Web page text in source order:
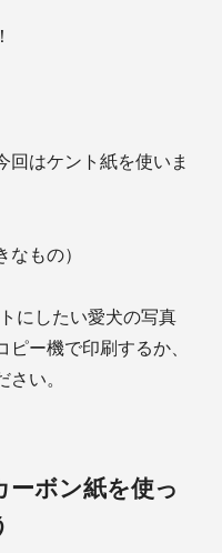
回はケント紙を使いま
もの）
にしたい愛犬の写真
ー機で印刷するか、
い。
ーボン紙を使っ